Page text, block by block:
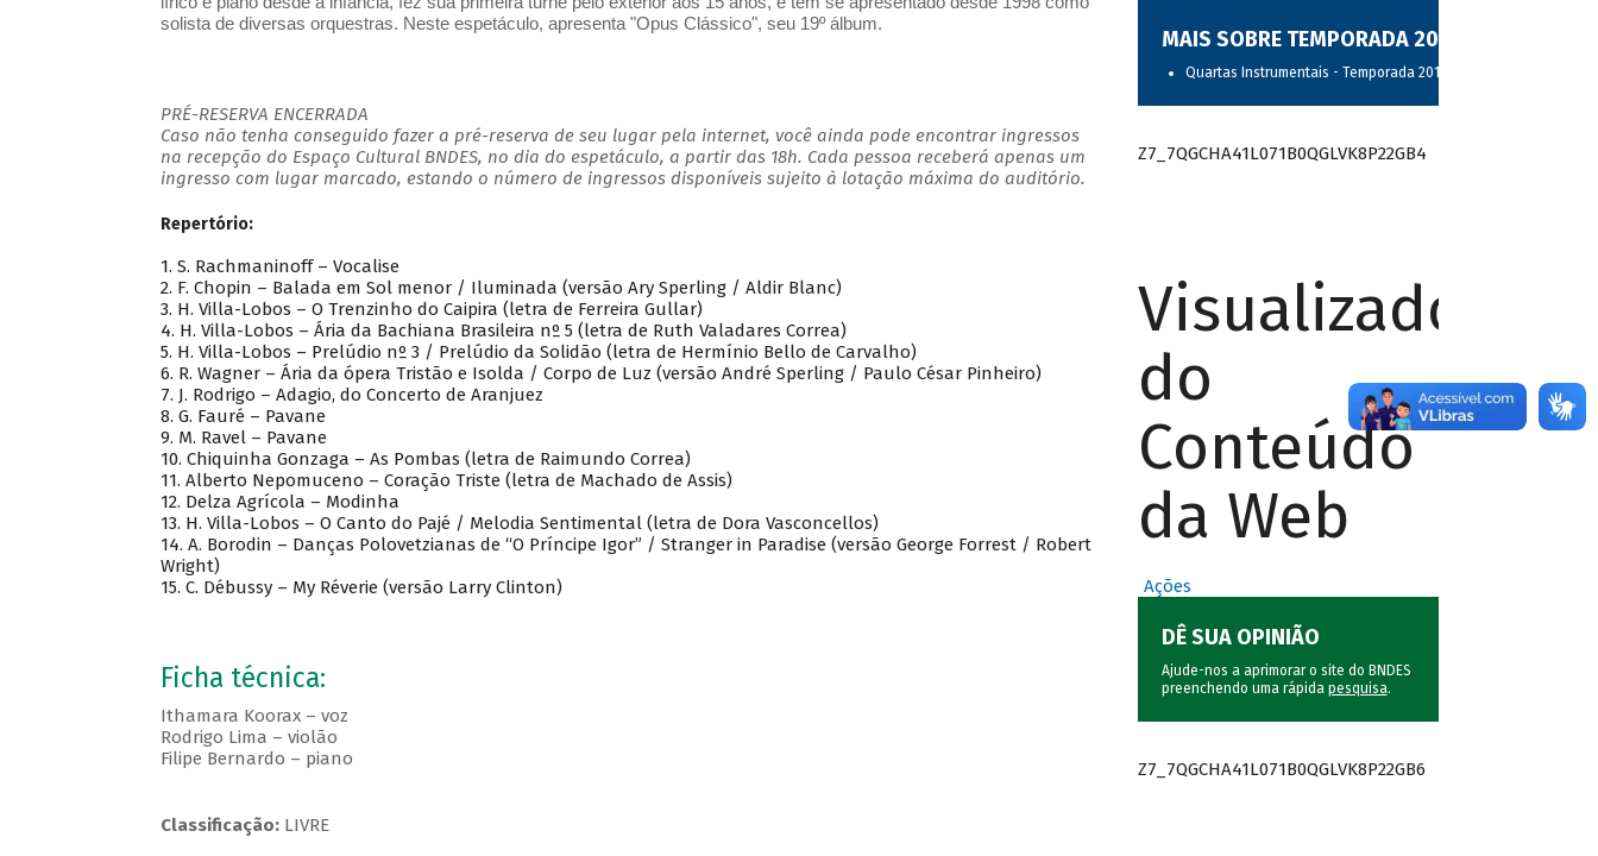
solista de diversas orquestras. Neste espetáculo, apresenta "Opus Clássico", seu 19º álbum.
PRÉ-RESERVA ENCERRADA
Caso não tenha conseguido fazer a pré-reserva de seu lugar pela internet, você ainda pode encontrar ingressos
na recepção do Espaço Cultural BNDES, no dia do espetáculo, a partir das 18h. Cada pessoa receberá apenas um
ingresso com lugar marcado, estando o número de ingressos disponíveis sujeito à lotação máxima do auditório.
Repertório:
1. S. Rachmaninoff – Vocalise
2. F. Chopin – Balada em Sol menor / Iluminada (versão Ary Sperling / Aldir Blanc)
3. H. Villa-Lobos – O Trenzinho do Caipira (letra de Ferreira Gullar)
4. H. Villa-Lobos – Ária da Bachiana Brasileira nº 5 (letra de Ruth Valadares Correa)
5. H. Villa-Lobos – Prelúdio nº 3 / Prelúdio da Solidão (letra de Hermínio Bello de Carvalho)
6. R. Wagner – Ária da ópera Tristão e Isolda / Corpo de Luz (versão André Sperling / Paulo César Pinheiro)
7. J. Rodrigo – Adagio, do Concerto de Aranjuez
8. G. Fauré – Pavane
9. M. Ravel – Pavane
10. Chiquinha Gonzaga – As Pombas (letra de Raimundo Correa)
11. Alberto Nepomuceno – Coração Triste (letra de Machado de Assis)
12. Delza Agrícola – Modinha
13. H. Villa-Lobos – O Canto do Pajé / Melodia Sentimental (letra de Dora Vasconcellos)
14. A. Borodin – Danças Polovetzianas de “O Príncipe Igor” / Stranger in Paradise (versão George Forrest / Robert
Wright)
15. C. Débussy – My Réverie (versão Larry Clinton)
Ficha técnica:
Ithamara Koorax – voz
Rodrigo Lima – violão
Filipe Bernardo – piano
Classificação:LIVRE
MAIS SOBRE TEMPORADA 2017
Quartas Instrumentais - Temporada 2017
Z7_7QGCHA41L071B0QGLVK8P22GB4
Visualizador
do
Conteúdo
da Web
Ações
DÊ SUA OPINIÃO
Ajude-nos a aprimorar o site do BNDES
preenchendo uma rápida pesquisa.
Z7_7QGCHA41L071B0QGLVK8P22GB6